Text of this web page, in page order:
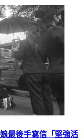
最後手寫信「堅強活